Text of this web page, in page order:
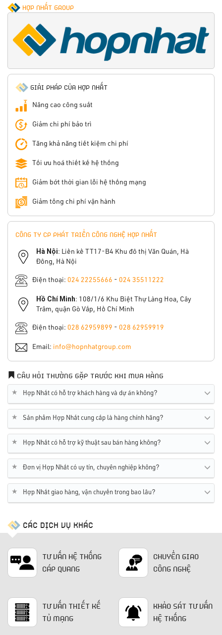
HỢP NHẤT GROUP
GIẢI PHÁP CỦA HỢP NHẤT
Nâng cao công suất
Giảm chi phí bảo trì
Tăng khả năng tiết kiệm chi phí
Tối ưu hoá thiết kế hệ thống
Giảm bớt thời gian lỗi hệ thống mạng
Giảm tổng chi phí vận hành
CÔNG TY CP PHÁT TRIỂN CÔNG NGHỆ HỢP NHẤT
Hà Nội: Liền kề TT17-B4 Khu đô thị Văn Quán, Hà
Đông, Hà Nội
Điện thoại: 024 22255666 - 024 35511222
Hồ Chí Minh: 108/1/6 Khu Biệt Thự Làng Hoa, Cây
Trâm, quận Gò Vấp, Hồ Chí Minh
Điện thoại: 028 62959899 - 028 62959919
Email: info@hopnhatgroup.com
CÂU HỎI THƯỜNG GẶP TRƯỚC KHI MUA HÀNG
★ Hợp Nhất có hỗ trợ khách hàng và dự án không?
★ Sản phẩm Hợp Nhất cung cấp là hàng chính hãng?
★ Hợp Nhất có hỗ trợ kỹ thuật sau bán hàng không?
★ Đơn vị Hợp Nhất có uy tín, chuyên nghiệp không?
★ Hợp Nhất giao hàng, vận chuyển trong bao lâu?
CÁC DỊCH VỤ KHÁC
TƯ VẤN HỆ THỐNG
CÁP QUANG
CHUYỂN GIAO
CÔNG NGHỆ
TƯ VẤN THIẾT KẾ
TỦ MẠNG
KHẢO SÁT TƯ VẤN
HỆ THỐNG